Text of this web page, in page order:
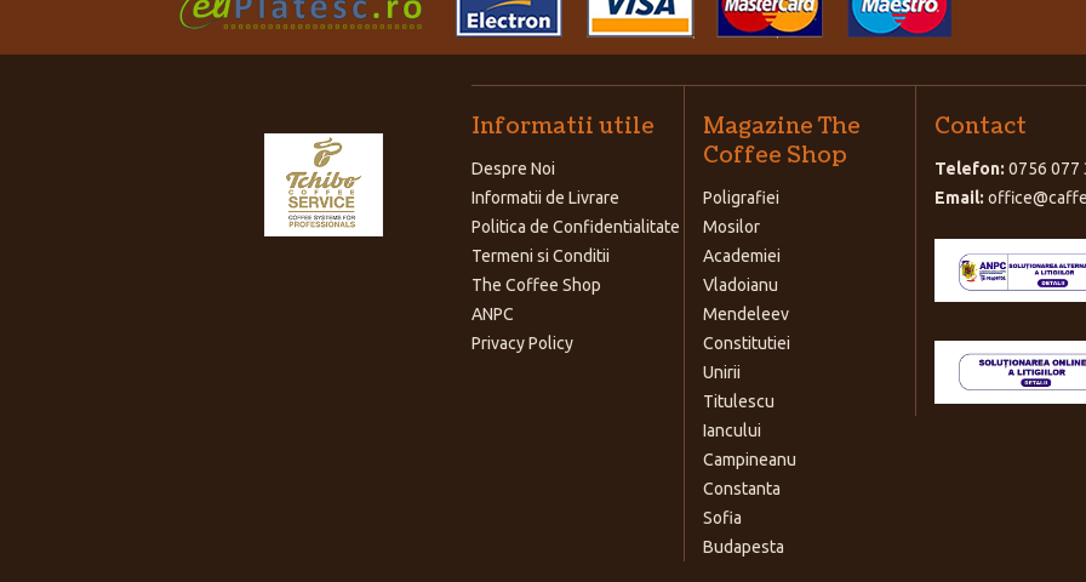
Informatii utile
Despre Noi
Informatii de Livrare
Politica de Confidentialitate
Termeni si Conditii
The Coffee Shop
ANPC
Privacy Policy
Magazine The
Coffee Shop
Poligrafiei
Mosilor
Academiei
Vladoianu
Mendeleev
Constitutiei
Unirii
Titulescu
Iancului
Campineanu
Constanta
Sofia
Budapesta
Contact
Telefon: 0756 077
Email: